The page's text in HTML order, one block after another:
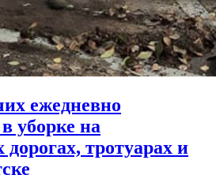
ежедневно
уборке на
тротуарах и